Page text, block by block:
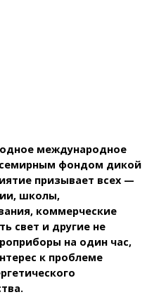
международное
фондом дикой
призывает всех —
школы,
коммерческие
свет и другие не
на один час,
к проблеме